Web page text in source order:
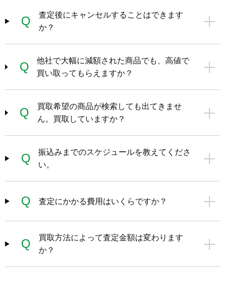
Q
査定後にキャンセルすることはできます
か？
Q
他社で大幅に減額された商品でも、高値で
買い取ってもらえますか？
Q
買取希望の商品が検索しても出てきませ
ん。買取していますか？
Q
振込みまでのスケジュールを教えてくださ
い。
Q 査定にかかる費用はいくらですか？
Q
買取方法によって査定金額は変わります
か？